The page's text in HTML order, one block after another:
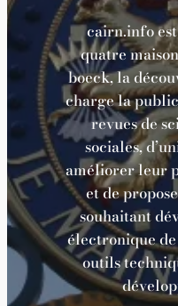
cairn.info
quatre
boeck, la
charge la
revues de
sociales,
améliorer leur
et de
souhaitant
électronique
outils